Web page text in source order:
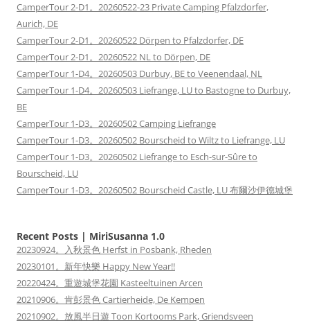
CamperTour 2-D1。20260522-23 Private Camping Pfalzdorfer,
Aurich, DE
CamperTour 2-D1。20260522 Dörpen to Pfalzdorfer, DE
CamperTour 2-D1。20260522 NL to Dörpen, DE
CamperTour 1-D4。20260503 Durbuy, BE to Veenendaal, NL
CamperTour 1-D4。20260503 Liefrange, LU to Bastogne to Durbuy,
BE
CamperTour 1-D3。20260502 Camping Liefrange
CamperTour 1-D3。20260502 Bourscheid to Wiltz to Liefrange, LU
CamperTour 1-D3。20260502 Liefrange to Esch-sur-Sûre to
Bourscheid, LU
CamperTour 1-D3。20260502 Bourscheid Castle, LU 布爾沙伊德城堡
Recent Posts | MiriSusanna 1.0
20230924。入秋景色 Herfst in Posbank, Rheden
20230101。新年快樂 Happy New Year!!
20220424。重遊城堡花園 Kasteeltuinen Arcen
20210906。肯彭景色 Cartierheide, De Kempen
20210902。放風半日遊 Toon Kortooms Park, Griendsveen